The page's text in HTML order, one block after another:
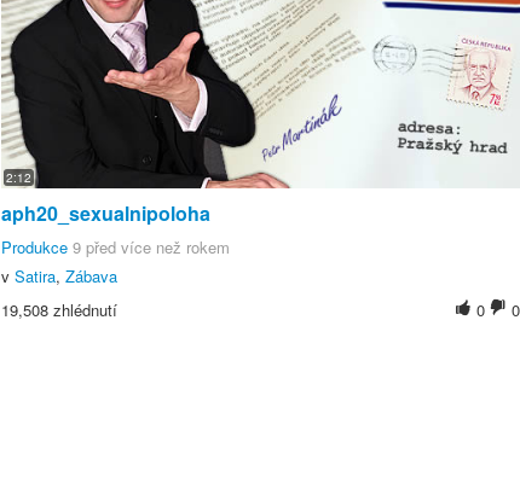
2:12
aph20_sexualnipoloha
Produkce 9 před více než rokem
vSatira,Zábava
0
0
19,508 zhlédnutí